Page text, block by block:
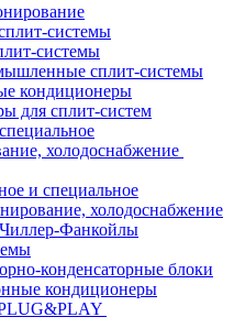
системы
системы
сплит-системы
кондиционеры
для сплит-систем
холодоснабжение
и специальное
холодоснабжение
Фанкойлы
конденсаторные блоки
кондиционеры